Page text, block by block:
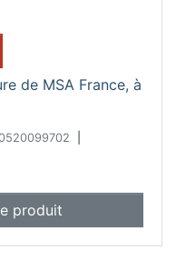
de MSA France, à
produit